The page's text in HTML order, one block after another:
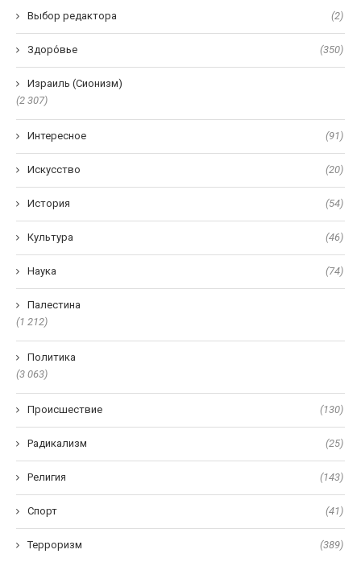
Выбор редактора (2)
Здоро́вье (350)
Израиль (Сионизм)
(2 307)
Интересное (91)
Искусство (20)
История (54)
Культура (46)
Наука (74)
Палестина
(1 212)
Политика
(3 063)
Происшествие (130)
Радикализм (25)
Религия (143)
Спорт (41)
Терроризм (389)